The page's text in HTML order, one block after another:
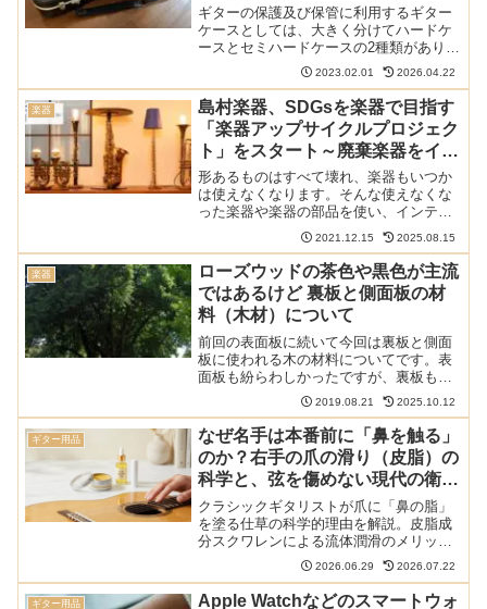
ギターの保護及び保管に利用するギター
ケースとしては、大きく分けてハードケ
ースとセミハードケースの2種類がありま
す。それぞれに長所と短所があってどち
らを選ぶべきか迷う方も多いかもしれま
せん。両方使ったことがある筆者が実体
験に基づいておすすめを...
2023.02.01 2026.04.22
楽器
島村楽器、SDGsを楽器で目指す
「楽器アップサイクルプロジェク
ト」をスタート～廃棄楽器をイン
テリアに活用
形あるものはすべて壊れ、楽器もいつか
は使えなくなります。そんな使えなくな
った楽器や楽器の部品を使い、インテリ
アに生まれ変わらせるプロジェクトを島
村楽器がスタートしました。捨てられる
楽器をインテリアに生まれ変わらせるこ
のプロジェクトは「楽器ア...
2021.12.15 2025.08.15
楽器
ローズウッドの茶色や黒色が主流
ではあるけど 裏板と側面板の材
料（木材）について
前回の表面板に続いて今回は裏板と側面
板に使われる木の材料についてです。表
面板も紛らわしかったですが、裏板も負
けず劣らずややこしいところがありまし
た。 このサイトのクラシックギターの材
料や楽器その物に関する記事は以下の記
事でまとめてあります:...
2019.08.21 2025.10.12
ギター用品
なぜ名手は本番前に「鼻を触る」
のか？右手の爪の滑り（皮脂）の
科学と、弦を傷めない現代の衛生
的な爪磨き・爪ケア法
クラシックギタリストが爪に「鼻の脂」
を塗る仕草の科学的理由を解説。皮脂成
分スクワレンによる流体潤滑のメリット
と、低音弦をサビさせる致命的なデメリ
ットを物理的に分析します。化粧をする
人向けの代替品や15000番での究極の爪
2026.06.29 2026.07.22
ギター用品
Apple Watchなどのスマートウォ